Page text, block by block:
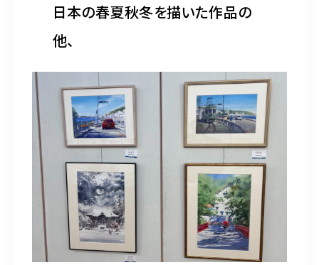
日本の春夏秋冬を描いた作品の
他、